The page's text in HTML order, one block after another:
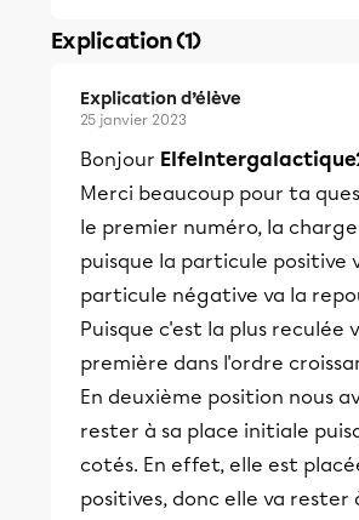
Explication (1)
Explication d’élève
25 janvier 2023
Bonjour
Merci beaucoup pour ta
le premier numéro, la
puisque la particule positive
particule négative va la
Puisque c'est la plus reculée
première dans l'ordre
En deuxième position nous
rester à sa place initiale
cotés. En effet, elle est
positives, donc elle va rester